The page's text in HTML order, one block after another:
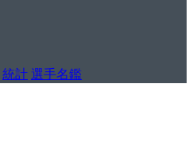
統計 選手名鑑